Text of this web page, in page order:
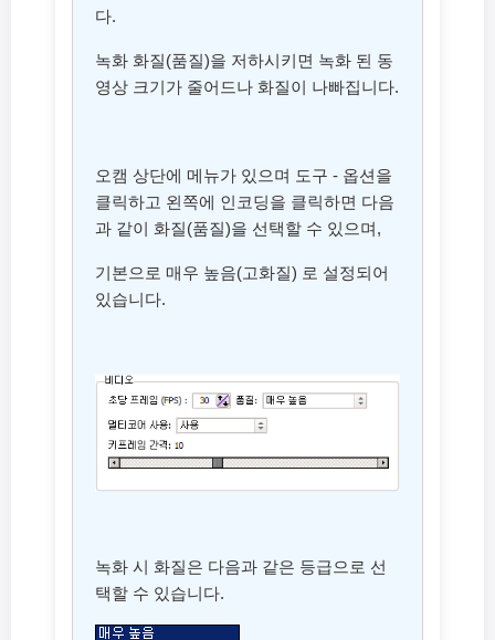
다.
녹화 화질(품질)을 저하시키면 녹화 된 동
영상 크기가 줄어드나 화질이 나빠집니다.
오캠 상단에 메뉴가 있으며 도구 - 옵션을
클릭하고 왼쪽에 인코딩을 클릭하면 다음
과 같이 화질(품질)을 선택할 수 있으며,
기본으로 매우 높음(고화질) 로 설정되어
있습니다.
녹화 시 화질은 다음과 같은 등급으로 선
택할 수 있습니다.